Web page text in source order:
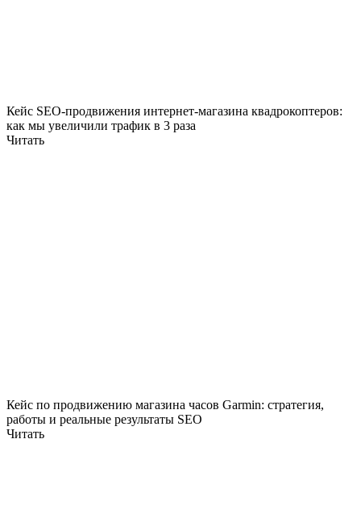
Кейс SEO-продвижения интернет-магазина квадрокоптеров:
как мы увеличили трафик в 3 раза
Читать
Кейс по продвижению магазина часов Garmin: стратегия,
работы и реальные результаты SEO
Читать